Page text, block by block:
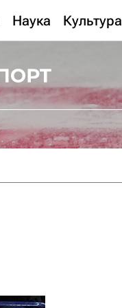
Наука Культура